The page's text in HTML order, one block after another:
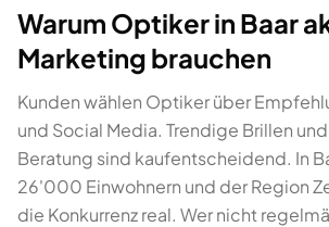
Warum Optiker in Baar
Marketing brauchen
Kunden wählen Optiker über
und Social Media. Trendige Brillen
Beratung sind kaufentscheidend. In
26'000 Einwohnern und der Region
die Konkurrenz real. Wer nicht